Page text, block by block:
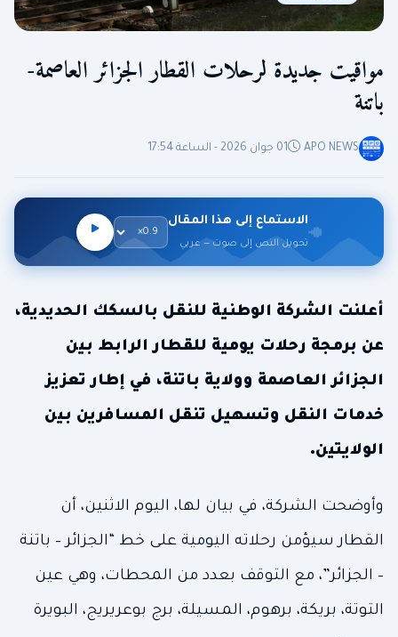
مواقيت جديدة لرحلات القطار الجزائر العاصمة-
باتنة
APO NEWS 01 جوان 2026 - الساعة 17:54
الاستماع إلى هذا المقال
تحويل النص إلى صوت — عربي
أعلنت الشركة الوطنية للنقل بالسكك الحديدية،
عن برمجة رحلات يومية للقطار الرابط بين
الجزائر العاصمة وولاية باتنة، في إطار تعزيز
خدمات النقل وتسهيل تنقل المسافرين بين
الولايتين.
وأوضحت الشركة، في بيان لها، اليوم الاثنين، أن
القطار سيؤمن رحلاته اليومية على خط “الجزائر – باتنة
– الجزائر”، مع التوقف بعدد من المحطات، وهي عين
التوتة، بريكة، برهوم، المسيلة، برج بوعريريج، البويرة